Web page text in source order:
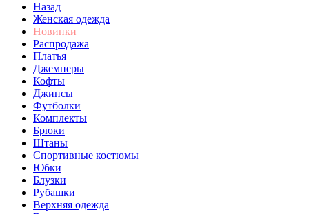
Назад
Женская одежда
Новинки
Распродажа
Платья
Джемперы
Кофты
Джинсы
Футболки
Комплекты
Брюки
Штаны
Спортивные костюмы
Юбки
Блузки
Рубашки
Верхняя одежда